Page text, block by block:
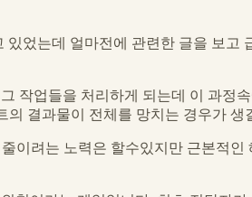
었는데 얼마전에 관련한 글을 보고
작업들을 처리하게 되는데 이 과정
결과물이 전체를 망치는 경우가 생
이려는 노력은 할수있지만 근본적